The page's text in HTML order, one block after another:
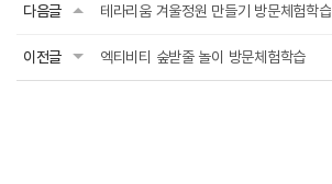
다음글 테라리움 겨울정원 만들기 방문체험학습
이전글 엑티비티 숲받줄 놀이 방문체험학습